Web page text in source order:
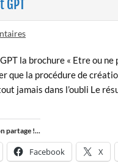
GPT
la brochure « Etre ou
que la procédure de
jamais dans l’oubli Le
partage !...
Facebook X